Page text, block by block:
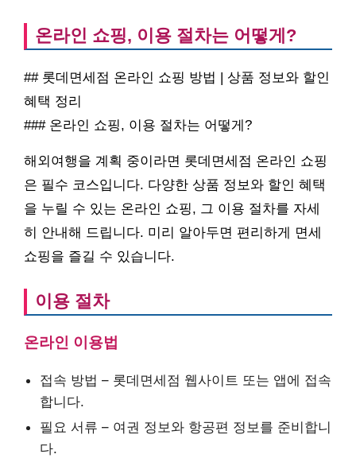
온라인 쇼핑, 이용 절차는 어떻게?
## 롯데면세점 온라인 쇼핑 방법 | 상품 정보와 할인
혜택 정리
### 온라인 쇼핑, 이용 절차는 어떻게?
해외여행을 계획 중이라면 롯데면세점 온라인 쇼핑
은 필수 코스입니다. 다양한 상품 정보와 할인 혜택
을 누릴 수 있는 온라인 쇼핑, 그 이용 절차를 자세
히 안내해 드립니다. 미리 알아두면 편리하게 면세
쇼핑을 즐길 수 있습니다.
이용 절차
온라인 이용법
접속 방법 – 롯데면세점 웹사이트 또는 앱에 접속
합니다.
필요 서류 – 여권 정보와 항공편 정보를 준비합니
다.